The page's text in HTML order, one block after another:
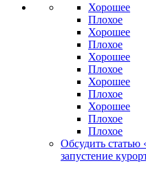
Хорошее
Плохое
Хорошее
Плохое
Хорошее
Плохое
Хорошее
Плохое
Хорошее
Плохое
Плохое
Обсудить
запустение